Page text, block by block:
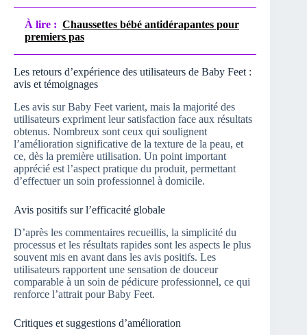
À lire : Chaussettes bébé antidérapantes pour
premiers pas
Les retours d’expérience des utilisateurs de Baby Feet :
avis et témoignages
Les avis sur Baby Feet varient, mais la majorité des
utilisateurs expriment leur satisfaction face aux résultats
obtenus. Nombreux sont ceux qui soulignent
l’amélioration significative de la texture de la peau, et
ce, dès la première utilisation. Un point important
apprécié est l’aspect pratique du produit, permettant
d’effectuer un soin professionnel à domicile.
Avis positifs sur l’efficacité globale
D’après les commentaires recueillis, la simplicité du
processus et les résultats rapides sont les aspects le plus
souvent mis en avant dans les avis positifs. Les
utilisateurs rapportent une sensation de douceur
comparable à un soin de pédicure professionnel, ce qui
renforce l’attrait pour Baby Feet.
Critiques et suggestions d’amélioration